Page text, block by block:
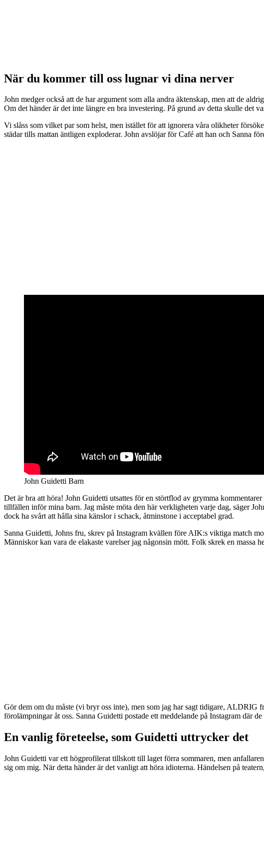
När du kommer till oss lugnar vi dina nerver
John medger också att de har argument som alla andra äktenskap, men att de
Om det händer är det inte längre en bra investering. På grund av detta skulle det
Vi slåss som vilket par som helst, men istället för att ignorera våra olikheter
städar tills mattan äntligen exploderar. John avslöjar för Café att han och Sanna
John Guidetti Barn
Det är bra att höra! John Guidetti utsattes för en störtflod av grymma
tillfällen inför mina barn. Jag måste möta den här verkligheten varje dag, säger
dock ha svårt att hålla sina känslor i schack, åtminstone i acceptabel grad.
Sanna Guidetti, Johns fru, skrev på Instagram kvällen före AIK:s viktiga match
Människor kan vara de elakaste varelser jag någonsin mött. Folk skrek en
Gör dem om du måste (vi bryr oss inte), men som jag har sagt tidigare,
förolämpningar åt oss. Sanna Guidetti postade ett meddelande på Instagram där
En vanlig företeelse, som Guidetti uttrycker det
John Guidetti var ett högprofilerat tillskott till laget förra sommaren, men
sig om mig. När detta händer är det vanligt att höra idioterna. Händelsen på